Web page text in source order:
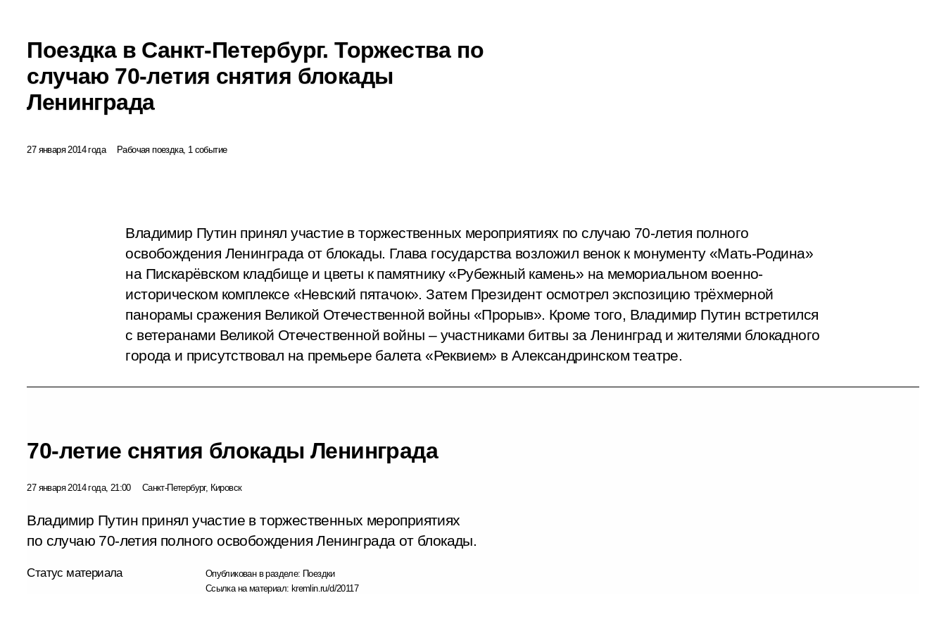
Поездка в Санкт-Петербург. Торжества по
случаю 70-летия снятия блокады
Ленинграда
27 января 2014 года Рабочая поездка, 1 событие
Владимир Путин принял участие в торжественных мероприятиях по случаю 70-летия полного
освобождения Ленинграда от блокады. Глава государства возложил венок к монументу «Мать-Родина»
на Пискарёвском кладбище и цветы к памятнику «Рубежный камень» на мемориальном военно-
историческом комплексе «Невский пятачок». Затем Президент осмотрел экспозицию трёхмерной
панорамы сражения Великой Отечественной войны «Прорыв». Кроме того, Владимир Путин встретился
с ветеранами Великой Отечественной войны – участниками битвы за Ленинград и жителями блокадного
города и присутствовал на премьере балета «Реквием» в Александринском театре.
70-летие снятия блокады Ленинграда
27 января 2014 года, 21:00 Санкт-Петербург, Кировск
Владимир Путин принял участие в торжественных мероприятиях
по случаю 70-летия полного освобождения Ленинграда от блокады.
Статус материала Опубликован в разделе: Поездки
Ссылка на материал: kremlin.ru/d/20117